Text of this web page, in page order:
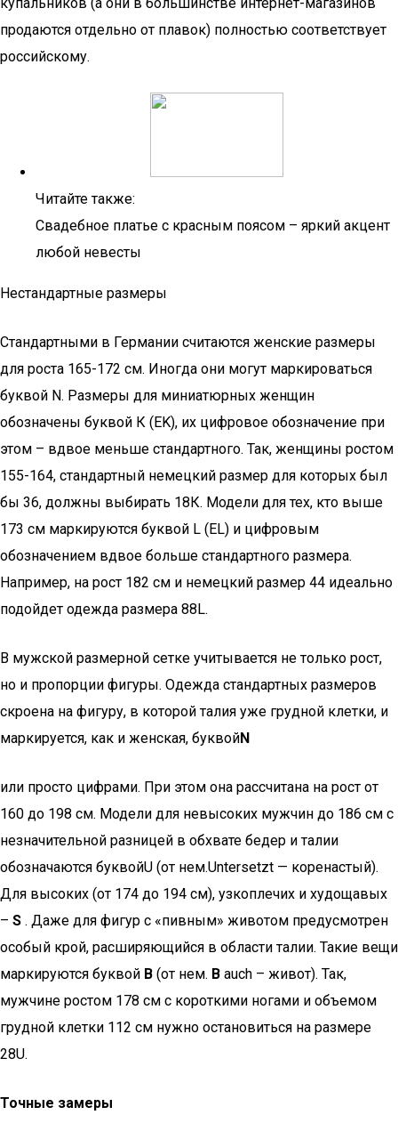
продаются отдельно от плавок) полностью соответствует
российскому.
Читайте также:
Свадебное платье с красным поясом – яркий акцент
любой невесты
Нестандартные размеры
Стандартными в Германии считаются женские размеры
для роста 165-172 см. Иногда они могут маркироваться
буквой N. Размеры для миниатюрных женщин
обозначены буквой К (EK), их цифровое обозначение при
этом – вдвое меньше стандартного. Так, женщины ростом
155-164, стандартный немецкий размер для которых был
бы 36, должны выбирать 18К. Модели для тех, кто выше
173 см маркируются буквой L (EL) и цифровым
обозначением вдвое больше стандартного размера.
Например, на рост 182 см и немецкий размер 44 идеально
подойдет одежда размера 88L.
В мужской размерной сетке учитывается не только рост,
но и пропорции фигуры. Одежда стандартных размеров
скроена на фигуру, в которой талия уже грудной клетки, и
маркируется, как и женская, буквойN
или просто цифрами. При этом она рассчитана на рост от
160 до 198 см. Модели для невысоких мужчин до 186 см с
незначительной разницей в обхвате бедер и талии
обозначаются буквойU (от нем.Untersetzt — коренастый).
Для высоких (от 174 до 194 см), узкоплечих и худощавых
– S . Даже для фигур с «пивным» животом предусмотрен
особый крой, расширяющийся в области талии. Такие вещи
маркируются буквой B (от нем. B auch – живот). Так,
мужчине ростом 178 см с короткими ногами и объемом
грудной клетки 112 см нужно остановиться на размере
28U.
Точные замеры